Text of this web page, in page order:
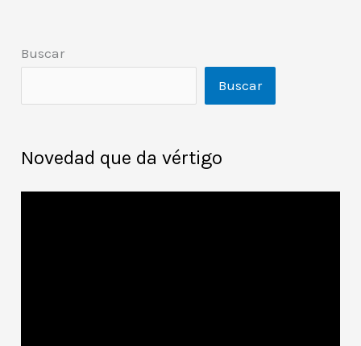
Buscar
Buscar
Novedad que da vértigo